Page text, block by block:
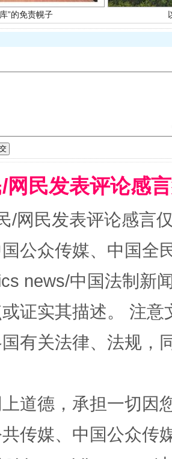
划来了！等你上场
赛在茂县开幕 规模
网民发表评论感
/网民发表评论感言
公众传媒、中国全
news/中国法制新
证实其描述。 注
有关法律、法规，
道德，承担一切因
传媒、中国公众传